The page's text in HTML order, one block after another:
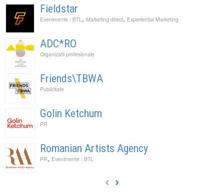
Fieldstar
Evenimente / BTL , Marketing direct, Experiential Marketing
ADC*RO
Organizatii profesionale
Friends\TBWA
Publicitate
Golin Ketchum
PR
Romanian Artists Agency
PR, Evenimente / BTL